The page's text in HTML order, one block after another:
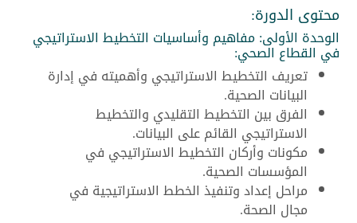
محتوى الدورة:
الوحدة الأولى: مفاهيم وأساسيات التخطيط الاستراتيجي
في القطاع الصحي:
تعريف التخطيط الاستراتيجي وأهميته في إدارة
البيانات الصحية.
الفرق بين التخطيط التقليدي والتخطيط
الاستراتيجي القائم على البيانات.
مكونات وأركان التخطيط الاستراتيجي في
المؤسسات الصحية.
مراحل إعداد وتنفيذ الخطط الاستراتيجية في
مجال الصحة.